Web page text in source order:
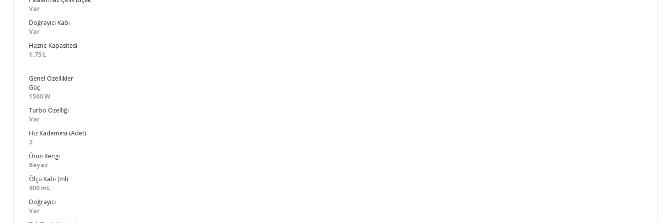
Var
Doğrayıcı Kabı
Var
Hazne Kapasitesi
1.75 L
Genel Özellikler
Güç
1500 W
Turbo Özelliği
Var
Hız Kademesi (Adet)
2
Ürün Rengi
Beyaz
Ölçü Kabı (ml)
900 mL
Doğrayıcı
Var